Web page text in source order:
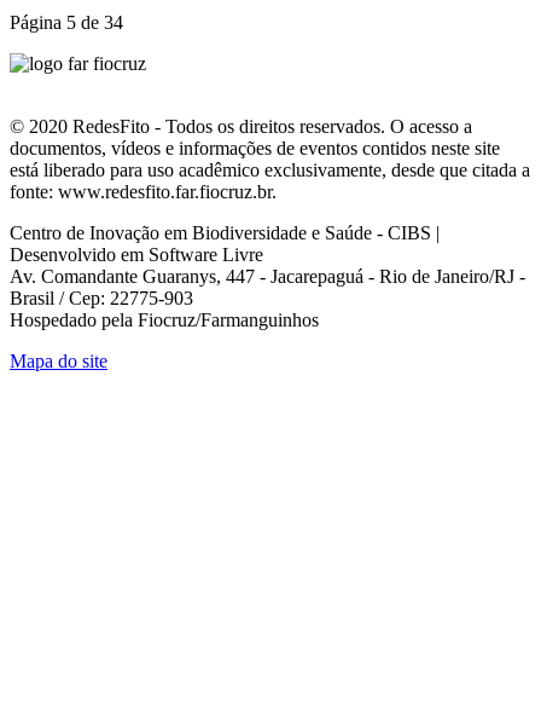
Página 5 de 34
© 2020 RedesFito - Todos os direitos reservados. O acesso a
documentos, vídeos e informações de eventos contidos neste site
está liberado para uso acadêmico exclusivamente, desde que citada a
fonte: www.redesfito.far.fiocruz.br.
Centro de Inovação em Biodiversidade e Saúde - CIBS |
Desenvolvido em Software Livre
Av. Comandante Guaranys, 447 - Jacarepaguá - Rio de Janeiro/RJ -
Brasil / Cep: 22775-903
Hospedado pela Fiocruz/Farmanguinhos
Mapa do site